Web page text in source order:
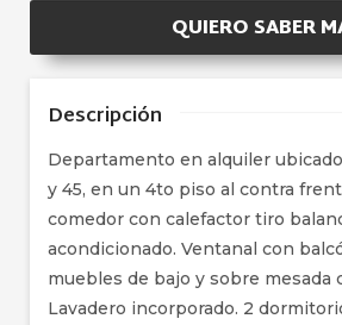
QUIERO SABER
Descripción
Departamento en alquiler
y 45, en un 4to piso al contra
comedor con calefactor tiro
acondicionado. Ventanal con
muebles de bajo y sobre mesada
Lavadero incorporado. 2